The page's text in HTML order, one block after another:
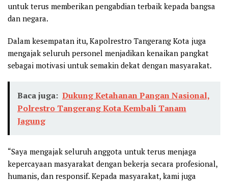
untuk terus memberikan pengabdian terbaik kepada bangsa
dan negara.
Dalam kesempatan itu, Kapolrestro Tangerang Kota juga
mengajak seluruh personel menjadikan kenaikan pangkat
sebagai motivasi untuk semakin dekat dengan masyarakat.
Baca juga: Dukung Ketahanan Pangan Nasional,
Polrestro Tangerang Kota Kembali Tanam
Jagung
“Saya mengajak seluruh anggota untuk terus menjaga
kepercayaan masyarakat dengan bekerja secara profesional,
humanis, dan responsif. Kepada masyarakat, kami juga